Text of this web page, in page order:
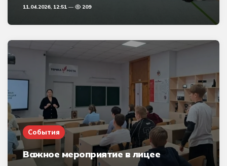
11.04.2026, 12:51 209
События
Важное мероприятие в лицее